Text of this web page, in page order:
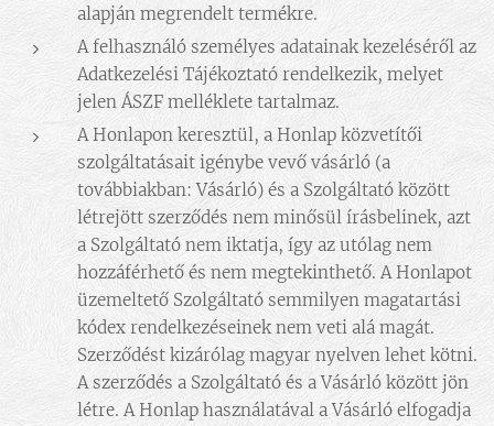
alapján megrendelt termékre.
A felhasználó személyes adatainak kezeléséről az
Adatkezelési Tájékoztató rendelkezik, melyet
jelen ÁSZF melléklete tartalmaz.
A Honlapon keresztül, a Honlap közvetítői
szolgáltatásait igénybe vevő vásárló (a
továbbiakban: Vásárló) és a Szolgáltató között
létrejött szerződés nem minősül írásbelinek, azt
a Szolgáltató nem iktatja, így az utólag nem
hozzáférhető és nem megtekinthető. A Honlapot
üzemeltető Szolgáltató semmilyen magatartási
kódex rendelkezéseinek nem veti alá magát.
Szerződést kizárólag magyar nyelven lehet kötni.
A szerződés a Szolgáltató és a Vásárló között jön
létre. A Honlap használatával a Vásárló elfogadja